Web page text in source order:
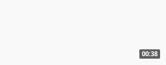
00:38